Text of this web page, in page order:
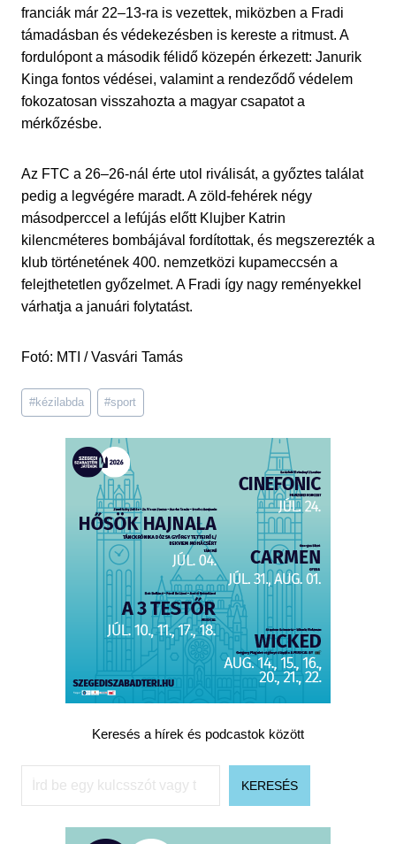
franciák már 22–13-ra is vezettek, miközben a Fradi
támadásban és védekezésben is kereste a ritmust. A
fordulópont a második félidő közepén érkezett: Janurik
Kinga fontos védései, valamint a rendeződő védelem
fokozatosan visszahozta a magyar csapatot a
mérkőzésbe.
Az FTC a 26–26-nál érte utol riválisát, a győztes találat
pedig a legvégére maradt. A zöld-fehérek négy
másodperccel a lefújás előtt Klujber Katrin
kilencméteres bombájával fordítottak, és megszerezték a
klub történetének 400. nemzetközi kupameccsén a
felejthetetlen győzelmet. A Fradi így nagy reményekkel
várhatja a januári folytatást.
Fotó: MTI / Vasvári Tamás
Post
Tags:
#kézilabda #sport
Keresés a hírek és podcastok között
Keresés
KERESÉS